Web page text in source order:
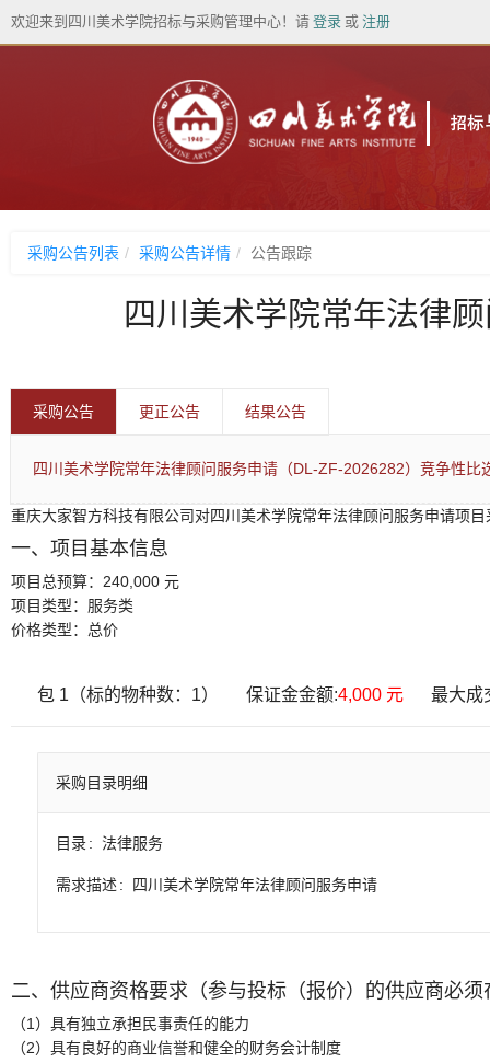
欢迎来到四川美术学院招标与采购管理中心！ 请 登录 或 注册
采购公告列表 采购公告详情 公告跟踪
四川美术学院常年法律
采购公告 更正公告 结果公告
四川美术学院常年法律顾问服务申请（DL-ZF-2026282）竞争性比
重庆大家智方科技有限公司对四川美术学院常年法律顾问服务申请项
一、项目基本信息
项目总预算： 240,000 元
项目类型： 服务类
价格类型： 总价
包 1（标的物种数：1） 保证金金额:4,000 元 最大成
采购目录明细
目录 法律服务
需求描述 四川美术学院常年法律顾问服务申请
二、供应商资格要求 （参与投标（报价）的供应商必须
（1）具有独立承担民事责任的能力
（2）具有良好的商业信誉和健全的财务会计制度